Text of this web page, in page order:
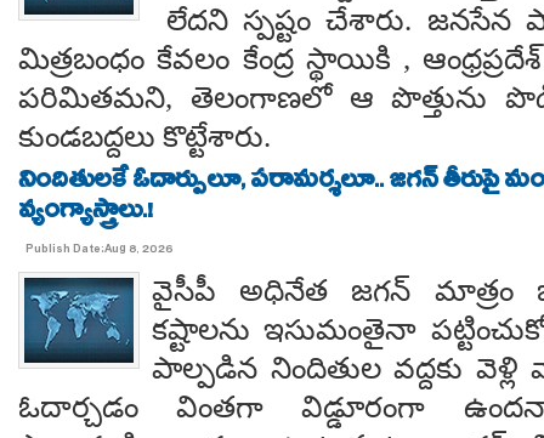
లేదని స్పష్టం చేశారు. జనసేన
మిత్రబంధం కేవలం కేంద్ర స్థాయికి ,
పరిమితమని, తెలంగాణలో ఆ పొత్తును
కుండబద్దలు కొట్టేశారు.
నిందితులకే ఓదార్పులూ, పరామర్శలూ.. జగన్ తీరుపై
వ్యంగ్యాస్త్రాలు.!
Publish Date:Aug 8, 2026
వైసీపీ అధినేత జగన్ మాత్రం
కష్టాలను ఇసుమంతైనా
పాల్పడిన నిందితుల వద్దకు
ఓదార్చడం వింతగా విడ్డూరంగా